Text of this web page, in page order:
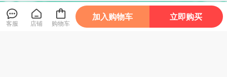
客服 店铺 购物车
加入购物车 立即购买